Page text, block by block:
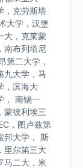
，克劳斯塔
大学，汉堡
大，克莱蒙
南布列塔尼
第二大学，
九大学，马
，滨海大
， 南锡一
蒙彼利埃三
，图卢兹第
邦大学， 斯
里尔第三大
马二大，米